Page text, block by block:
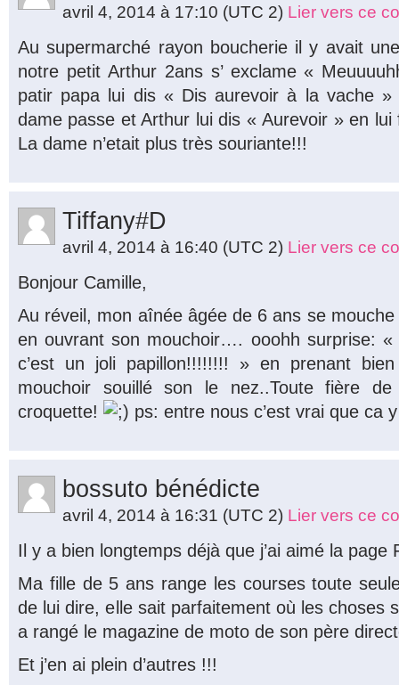
avril 4, 2014 à 17:10 (UTC 2) Lier vers ce
Au supermarché rayon boucherie il y avait
notre petit Arthur 2ans s’ exclame «
patir papa lui dis « Dis aurevoir à la vache
dame passe et Arthur lui dis « Aurevoir » en
La dame n’etait plus très souriante!!!
Tiffany#D
avril 4, 2014 à 16:40 (UTC 2) Lier vers ce
Bonjour Camille,
Au réveil, mon aînée âgée de 6 ans se
en ouvrant son mouchoir…. ooohh surprise: «
c’est un joli papillon!!!!!!!! » en prenant
mouchoir souillé son le nez..Toute fière
croquette!
ps: entre nous c’est vrai que ca
bossuto bénédicte
avril 4, 2014 à 16:31 (UTC 2) Lier vers ce
Il y a bien longtemps déjà que j’ai aimé la
Ma fille de 5 ans range les courses toute
de lui dire, elle sait parfaitement où les choses
a rangé le magazine de moto de son père
Et j’en ai plein d’autres !!!